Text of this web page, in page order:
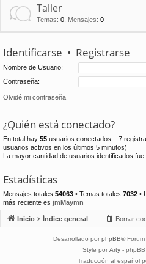
Taller
Temas: 0 Mensajes: 0
Identificarse • Registrarse
Nombre de Usuario:
Contraseña:
Olvidé mi contraseña
¿Quién está conectado?
En total hay 55 usuarios conectados :: 7
usuarios activos en los últimos 5 minutos)
La mayor cantidad de usuarios identificados fue
Estadísticas
Mensajes totales 54063 • Temas totales 7032 •
más reciente es jmMaymn
Inicio Índice general Borrar
Desarrollado por phpBB®
Style por Arty -
Traducción al español